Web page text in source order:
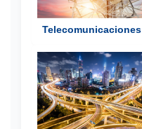
Telecomunicaciones